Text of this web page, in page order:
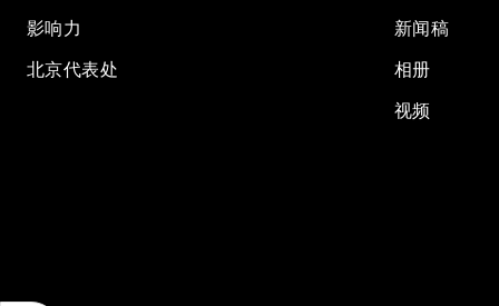
影响力
北京代表处
新闻稿
相册
视频